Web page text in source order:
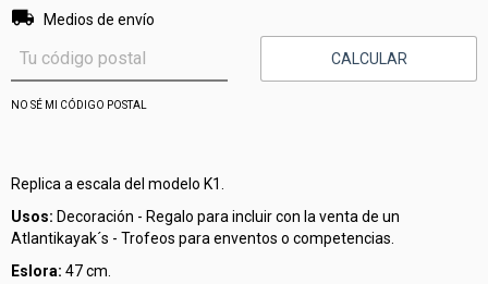
Entregas para el CP:
Medios de envío
CALCULAR
NO SÉ MI CÓDIGO POSTAL
Replica a escala del modelo K1.
Usos: Decoración - Regalo para incluir con la venta de un
Atlantikayak´s - Trofeos para enventos o competencias.
Eslora: 47 cm.